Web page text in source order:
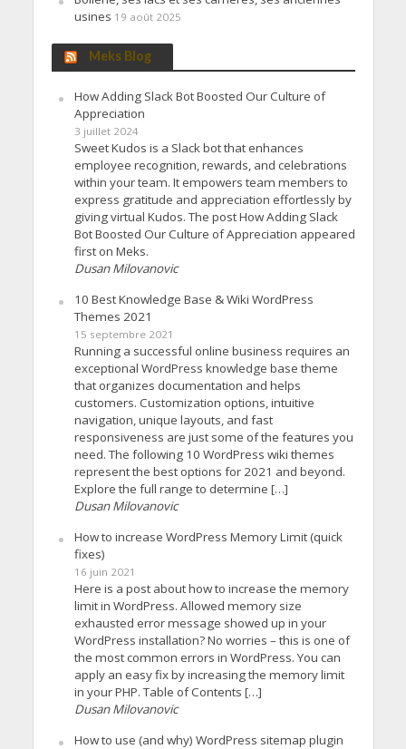
usines 19 août 2025
Meks Blog
How Adding Slack Bot Boosted Our Culture of
Appreciation
3 juillet 2024
Sweet Kudos is a Slack bot that enhances
employee recognition, rewards, and celebrations
within your team. It empowers team members to
express gratitude and appreciation effortlessly by
giving virtual Kudos. The post How Adding Slack
Bot Boosted Our Culture of Appreciation appeared
first on Meks.
Dusan Milovanovic
10 Best Knowledge Base & Wiki WordPress
Themes 2021
15 septembre 2021
Running a successful online business requires an
exceptional WordPress knowledge base theme
that organizes documentation and helps
customers. Customization options, intuitive
navigation, unique layouts, and fast
responsiveness are just some of the features you
need. The following 10 WordPress wiki themes
represent the best options for 2021 and beyond.
Explore the full range to determine […]
Dusan Milovanovic
How to increase WordPress Memory Limit (quick
fixes)
16 juin 2021
Here is a post about how to increase the memory
limit in WordPress. Allowed memory size
exhausted error message showed up in your
WordPress installation? No worries – this is one of
the most common errors in WordPress. You can
apply an easy fix by increasing the memory limit
in your PHP. Table of Contents […]
Dusan Milovanovic
How to use (and why) WordPress sitemap plugin